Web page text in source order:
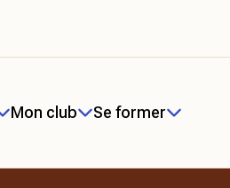
Mon club Se former